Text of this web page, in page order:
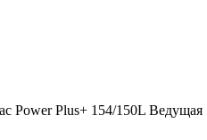
Power Plus+ 154/150L Ведущая